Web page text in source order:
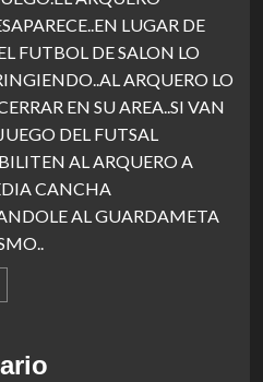
LUGAR DE
FUTBOL DE SALON LO
ARQUERO LO
EN SU AREA..SI VAN
DEL FUTSAL
AL ARQUERO A
CANCHA
AL GUARDAMETA